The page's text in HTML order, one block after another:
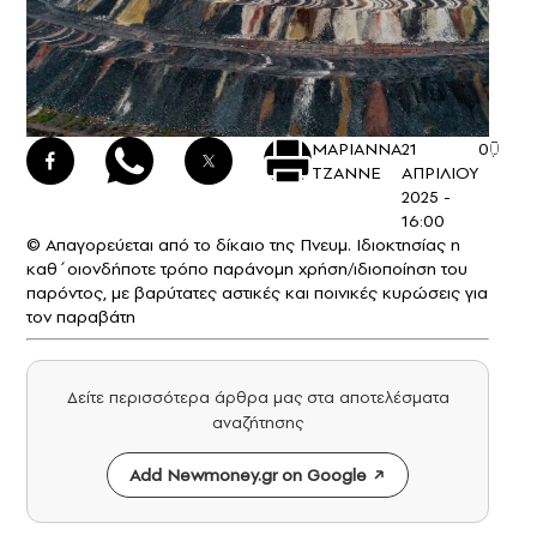
ΜΑΡΙΑΝΝΑ
ΤΖΑΝΝΕ
21
ΑΠΡΙΛΙΟΥ
2025 -
16:00
0
© Απαγορεύεται από το δίκαιο της Πνευμ. Ιδιοκτησίας η
καθ΄οιονδήποτε τρόπο παράνομη χρήση/ιδιοποίηση του
παρόντος, με βαρύτατες αστικές και ποινικές κυρώσεις για
τον παραβάτη
Δείτε περισσότερα άρθρα μας στα αποτελέσματα
αναζήτησης
Add Newmoney.gr on Google